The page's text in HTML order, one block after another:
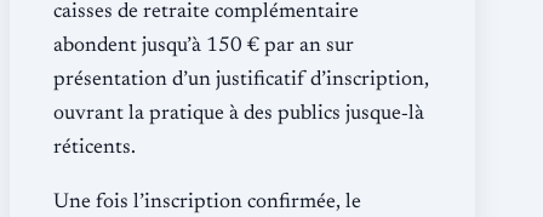
caisses de retraite complémentaire
abondent jusqu’à 150 € par an sur
présentation d’un justificatif d’inscription,
ouvrant la pratique à des publics jusque‐là
réticents.
Une fois l’inscription confirmée, le